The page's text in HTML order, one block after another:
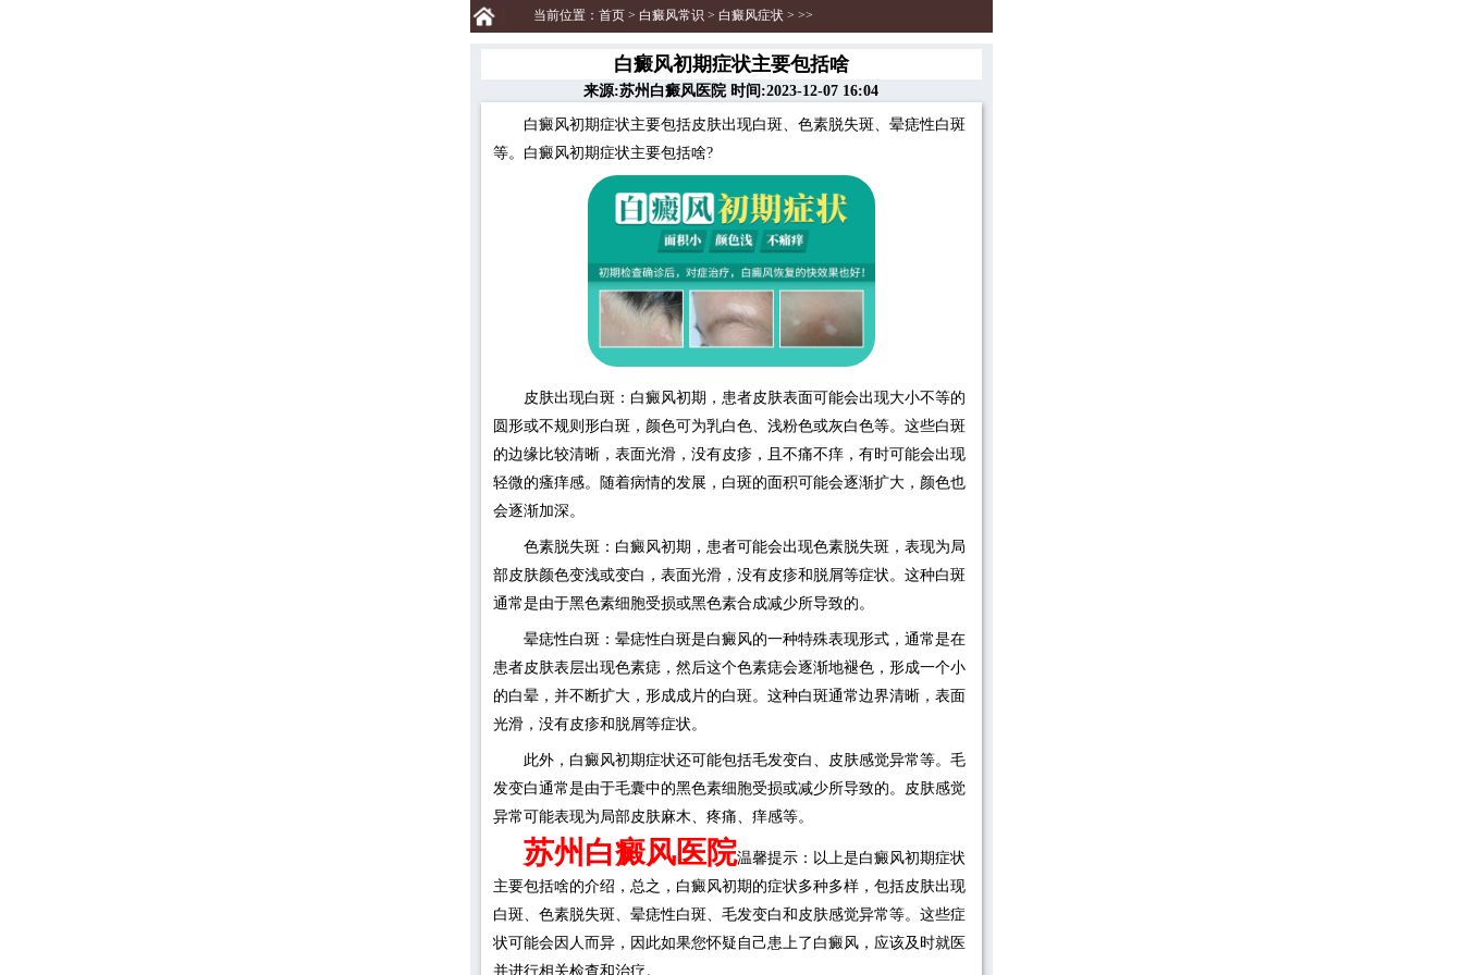
当前位置： 首页> 白癜风常识 > 白癜风症状> >>
白癜风初期症状主要包括啥
来源:苏州白癜风医院 时间:2023-12-07 16:04
白癜风初期症状主要包括皮肤出现白斑、色素脱失斑、晕痣性白斑
等。白癜风初期症状主要包括啥?
皮肤出现白斑：白癜风初期，患者皮肤表面可能会出现大小不等的
圆形或不规则形白斑，颜色可为乳白色、浅粉色或灰白色等。这些白斑
的边缘比较清晰，表面光滑，没有皮疹，且不痛不痒，有时可能会出现
轻微的瘙痒感。随着病情的发展，白斑的面积可能会逐渐扩大，颜色也
会逐渐加深。
色素脱失斑：白癜风初期，患者可能会出现色素脱失斑，表现为局
部皮肤颜色变浅或变白，表面光滑，没有皮疹和脱屑等症状。这种白斑
通常是由于黑色素细胞受损或黑色素合成减少所导致的。
晕痣性白斑：晕痣性白斑是白癜风的一种特殊表现形式，通常是在
患者皮肤表层出现色素痣，然后这个色素痣会逐渐地褪色，形成一个小
的白晕，并不断扩大，形成成片的白斑。这种白斑通常边界清晰，表面
光滑，没有皮疹和脱屑等症状。
此外，白癜风初期症状还可能包括毛发变白、皮肤感觉异常等。毛
发变白通常是由于毛囊中的黑色素细胞受损或减少所导致的。皮肤感觉
异常可能表现为局部皮肤麻木、疼痛、痒感等。
苏州白癜风医院温馨提示：以上是白癜风初期症状
主要包括啥的介绍，总之，白癜风初期的症状多种多样，包括皮肤出现
白斑、色素脱失斑、晕痣性白斑、毛发变白和皮肤感觉异常等。这些症
状可能会因人而异，因此如果您怀疑自己患上了白癜风，应该及时就医
并进行相关检查和治疗。